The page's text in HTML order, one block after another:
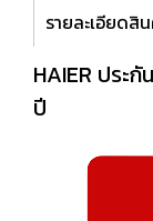
รายละเอียดสิ
HAIER ประ
ปี